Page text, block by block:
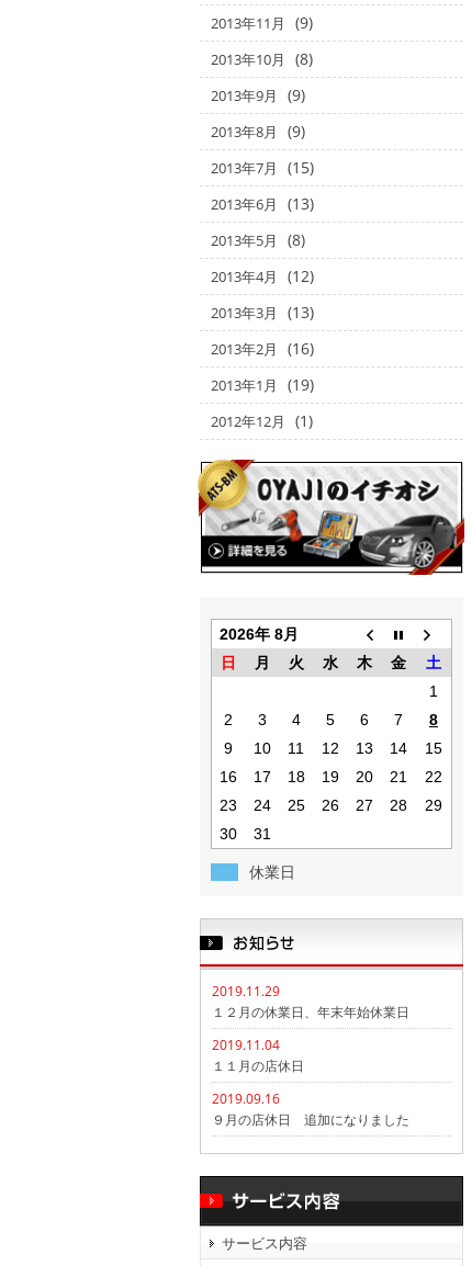
2013年11月 (9)
2013年10月 (8)
2013年9月 (9)
2013年8月 (9)
2013年7月 (15)
2013年6月 (13)
2013年5月 (8)
2013年4月 (12)
2013年3月 (13)
2013年2月 (16)
2013年1月 (19)
2012年12月 (1)
2026年 8月
日
月 火 水 木 金
土
1
2
3 4 5 6 7
8
9
10 11 12 13 14
15
16
17 18 19 20 21
22
23
24 25 26 27 28
29
30
31
休業日
2019.11.29
１２月の休業日、年末年始休業日
2019.11.04
１１月の店休日
2019.09.16
９月の店休日 追加になりました
サービス内容